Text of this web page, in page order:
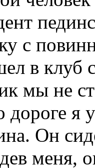
с
в клуб
мы не
я
Он
меня,